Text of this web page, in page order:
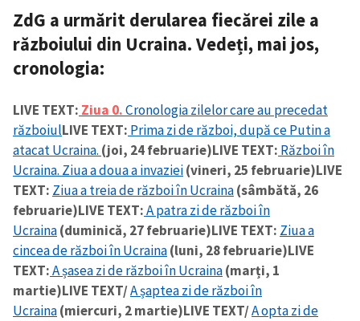
ZdG a urmărit derularea fiecărei zile a
războiului din Ucraina. Vedeți, mai jos,
cronologia:
LIVE TEXT: Ziua 0.Cronologia zilelor care au precedat
războiulLIVE TEXT: Prima zi de război, după ce Putin a
atacat Ucraina. (joi, 24 februarie)LIVE TEXT: Război în
Ucraina. Ziua a doua a invaziei(vineri, 25 februarie)LIVE
TEXT: Ziua a treia de război în Ucraina(sâmbătă, 26
februarie)LIVE TEXT:A patra zi de război în
Ucraina(duminică, 27 februarie)LIVE TEXT: Ziua a
cincea de război în Ucraina(luni, 28 februarie)LIVE
TEXT:A șasea zi de război în Ucraina(marți, 1
martie)LIVE TEXT/A șaptea zi de război în
Ucraina(miercuri, 2 martie)LIVE TEXT/A opta zi de